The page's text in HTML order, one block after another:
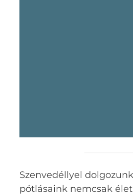
Szenvedéllyel
pótlásaink nemcsak